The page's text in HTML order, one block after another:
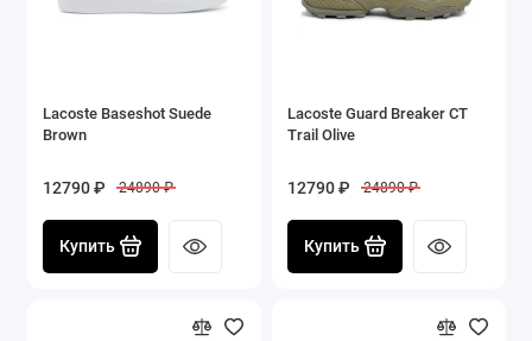
Lacoste Baseshot Suede
Brown
12790 ₽ 24890 ₽
Купить
Lacoste Guard Breaker CT
Trail Olive
12790 ₽ 24890 ₽
Купить